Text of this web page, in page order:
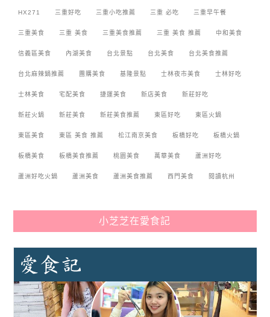
HX271 三重好吃 三重小吃推薦 三重 必吃 三重早午餐
三重美食 三重 美食 三重美食推薦 三重 美食 推薦 中和美食
信義區美食 內湖美食 台北景點 台北美食 台北美食推薦
台北麻辣鍋推薦 團購美食 基隆景點 士林夜市美食 士林好吃
士林美食 宅配美食 捷運美食 新店美食 新莊好吃
新莊火鍋 新莊美食 新莊美食推薦 東區好吃 東區火鍋
東區美食 東區 美食 推薦 松江南京美食 板橋好吃 板橋火鍋
板橋美食 板橋美食推薦 桃園美食 萬華美食 蘆洲好吃
蘆洲好吃火鍋 蘆洲美食 蘆洲美食推薦 西門美食 閱讀杭州
小芝芝在愛食記